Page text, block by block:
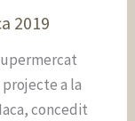
2019
a la
concedit